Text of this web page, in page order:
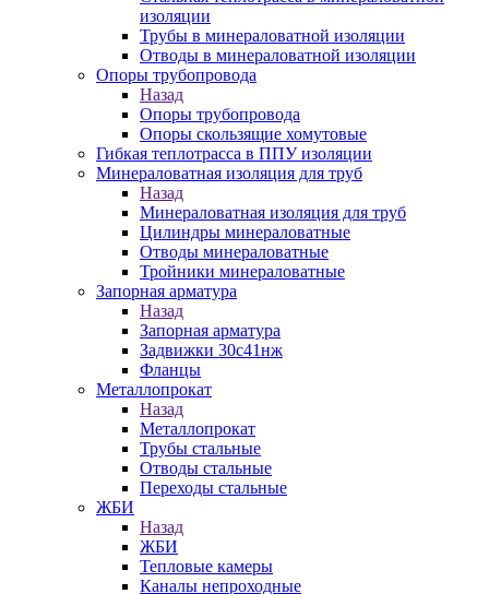
изоляции
Трубы в минераловатной изоляции
Отводы в минераловатной изоляции
Опоры трубопровода
Назад
Опоры трубопровода
Опоры скользящие хомутовые
Гибкая теплотрасса в ППУ изоляции
Минераловатная изоляция для труб
Назад
Минераловатная изоляция для труб
Цилиндры минераловатные
Отводы минераловатные
Тройники минераловатные
Запорная арматура
Назад
Запорная арматура
Задвижки 30с41нж
Фланцы
Металлопрокат
Назад
Металлопрокат
Трубы стальные
Отводы стальные
Переходы стальные
ЖБИ
Назад
ЖБИ
Тепловые камеры
Каналы непроходные